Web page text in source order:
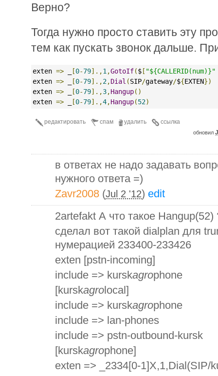
Верно?
Тогда нужно просто ставить эту
тем как пускать звонок дальше.
exten => [0-79].,1 ,GotoIf($[ "${CALLERID(num)}"
exten => [0-79].,2,Dial (SIP/gateway/${EXTEN})
exten => [0-79].,3,Hangup()
exten => [0-79].,4,Hangup(52)
ссылка
удалить
спам
редактировать
обновил
в ответах не надо задавать
нужного ответа =)
Zavr2008 (Jul 2 '12) edit
2artefakt А что такое Hangup(52)
сделал вот такой dialplan для
нумерацией 233400-233426
exten [pstn-incoming]
include => kurskagrophone
[kurskagrolocal]
include => kurskagrophone
include => lan-phones
include => pstn-outbound-kursk
[kurskagrophone]
exten => _2334[0-1]X,1,Dial(SIP/